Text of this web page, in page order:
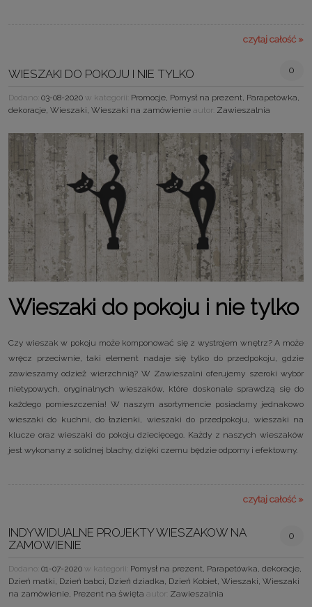
czytaj całość »
WIESZAKI DO POKOJU I NIE TYLKO 0
Dodano: 03-08-2020 w kategorii: Promocje, Pomysł na prezent, Parapetówka,
dekoracje, Wieszaki, Wieszaki na zamówienie autor: Zawieszalnia
Wieszaki do pokoju i nie tylko
Czy wieszak w pokoju może komponować się z wystrojem wnętrz? A może
wręcz przeciwnie, taki element nadaje się tylko do przedpokoju, gdzie
zawieszamy odzież wierzchnią? W Zawieszalni oferujemy szeroki wybór
nietypowych, oryginalnych wieszaków, które doskonale sprawdzą się do
każdego pomieszczenia! W naszym asortymencie posiadamy jednakowo
wieszaki do kuchni, do łazienki, wieszaki do przedpokoju, wieszaki na
klucze oraz wieszaki do pokoju dziecięcego. Każdy z naszych wieszaków
jest wykonany z solidnej blachy, dzięki czemu będzie odporny i efektowny.
czytaj całość »
INDYWIDUALNE PROJEKTY WIESZAKOW NA
ZAMOWIENIE
0
Dodano: 01-07-2020 w kategorii: Pomysł na prezent, Parapetówka, dekoracje,
Dzień matki, Dzień babci, Dzień dziadka, Dzień Kobiet, Wieszaki, Wieszaki
na zamówienie, Prezent na święta autor: Zawieszalnia